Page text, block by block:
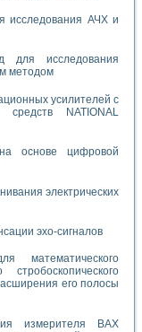
исследования АЧХ и
для исследования
методом
усилителей с
NATIONAL
основе цифровой
электрических
эхо-сигналов
математического
его полосы
измерителя ВАХ